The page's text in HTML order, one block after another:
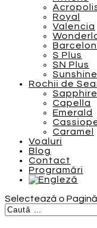
Royal
Valencia
S Plus
SN Plus
Sunshine
Rochii de
Sapphire
Capella
Emerald
Caramel
Voaluri
Blog
Contact
Programări
Selectează o Pagină